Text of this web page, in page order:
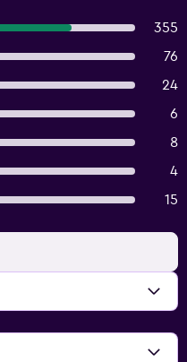
355
76
24
6
8
4
15